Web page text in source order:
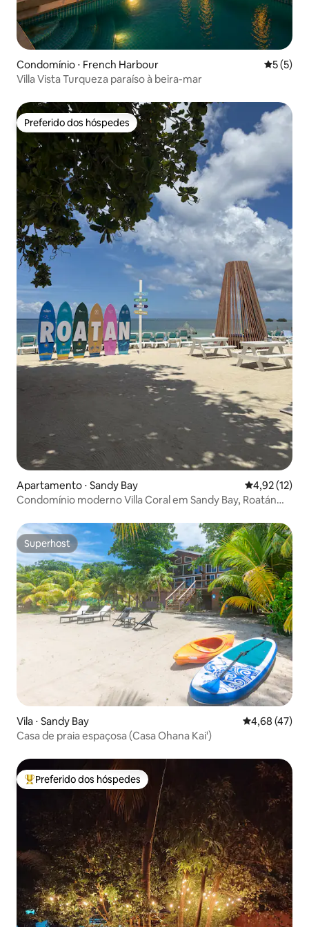
Condomínio ⋅ French Harbour 5 de
5 (5)
Villa Vista Turqueza paraíso à beira-mar
Preferido dos hóspedes
Preferido dos hóspedes
Apartamento ⋅ Sandy Bay 4,92 de uma
4,92 (12)
Condomínio moderno Villa Coral em Sandy Bay, Roatán
Superhost
Superhost
Vila ⋅ Sandy Bay 4,68 de uma
4,68 (47)
Casa de praia espaçosa (Casa Ohana Kai')
Entre os melhores preferidos dos hóspedes
Preferido dos hóspedes